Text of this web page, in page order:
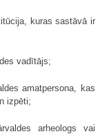
kuras sastāvā ir
vadītājs;
amatpersona, kas
izpēti;
arheologs vai